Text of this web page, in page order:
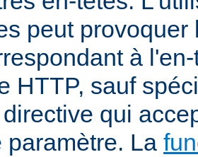
peut provoquer
à
HTTP, sauf
qui
paramètre. La